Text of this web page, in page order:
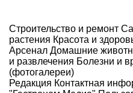
Строительство и ремонт
растения Красота и
Арсенал Домашние
и развлечения Болезни и
(фотогалереи)
Редакция Контактная